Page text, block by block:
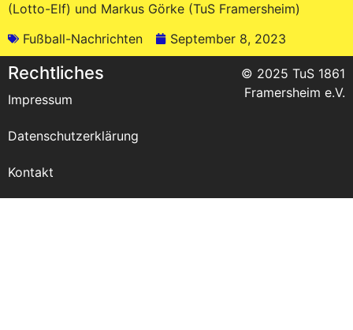
(Lotto-Elf) und Markus Görke (TuS Framersheim)
Fußball-Nachrichten
September 8, 2023
Rechtliches
Impressum
Datenschutzerklärung
Kontakt
© 2025 TuS 1861
Framersheim e.V.